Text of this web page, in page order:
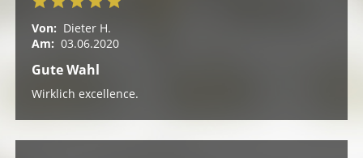
Von: Dieter H.
Am: 03.06.2020
Gute Wahl
Wirklich excellence.